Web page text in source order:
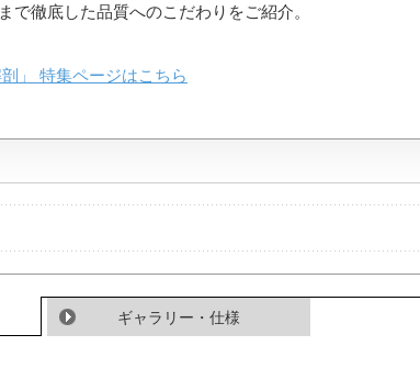
で徹底した品質へのこだわりをご紹介。
」 特集ページはこちら
ギャラリー・仕様